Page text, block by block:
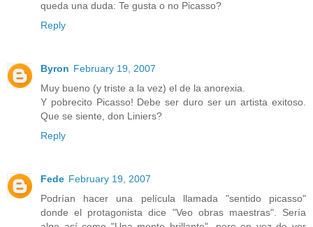
queda una duda: Te gusta o no Picasso?
Reply
Byron February 19, 2007
Muy bueno (y triste a la vez) el de la anorexia.
Y pobrecito Picasso! Debe ser duro ser un artista exitoso.
Que se siente, don Liniers?
Reply
Fede February 19, 2007
Podrían hacer una película llamada "sentido picasso"
donde el protagonista dice "Veo obras maestras". Sería